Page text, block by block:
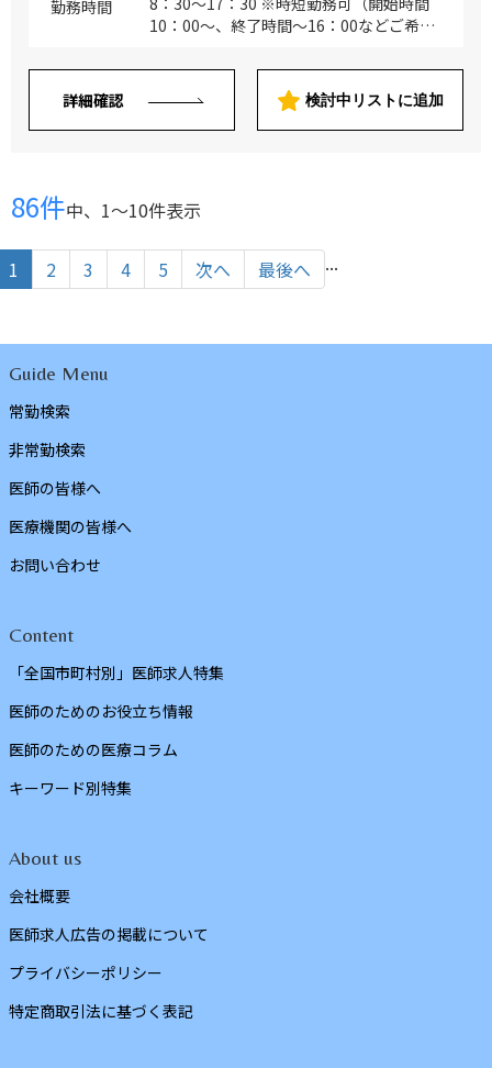
のご提案も含め、ご相談させていただきま
勤務時間
10：00～、終了時間～16：00などご希望
詳細確認 検討中リストに追加
86件中、1〜10件表示
1 2 3 4 5 ...
次へ 最後へ
Guide Menu
常勤検索
非常勤検索
医師の皆様へ
医療機関の皆様へ
お問い合わせ
Content
「全国市町村別」医師求人特集
医師のためのお役立ち情報
医師のための医療コラム
キーワード別特集
About us
会社概要
医師求人広告の掲載について
プライバシーポリシー
特定商取引法に基づく表記